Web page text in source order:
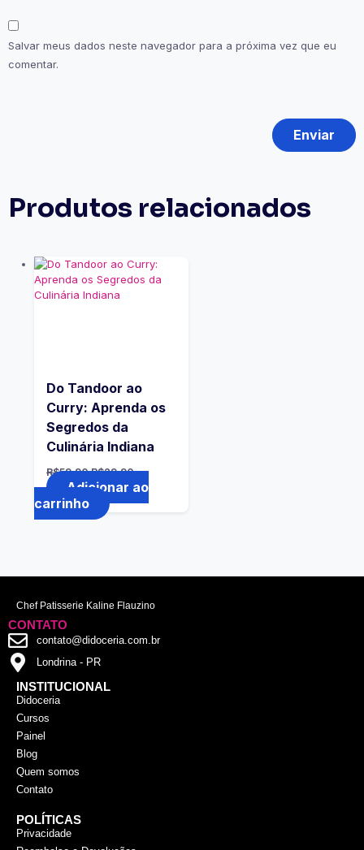
Salvar meus dados neste navegador para a próxima vez que eu
comentar.
Produtos relacionados
Do Tandoor ao
Curry: Aprenda os
Segredos da
Culinária Indiana
R$59.90 R$29.90
Adicionar ao
carrinho
Chef Patisserie Kaline Flauzino
CONTATO
contato@didoceria.com.br
Londrina - PR
INSTITUCIONAL
Didoceria
Cursos
Painel
Blog
Quem somos
Contato
POLÍTICAS
Privacidade